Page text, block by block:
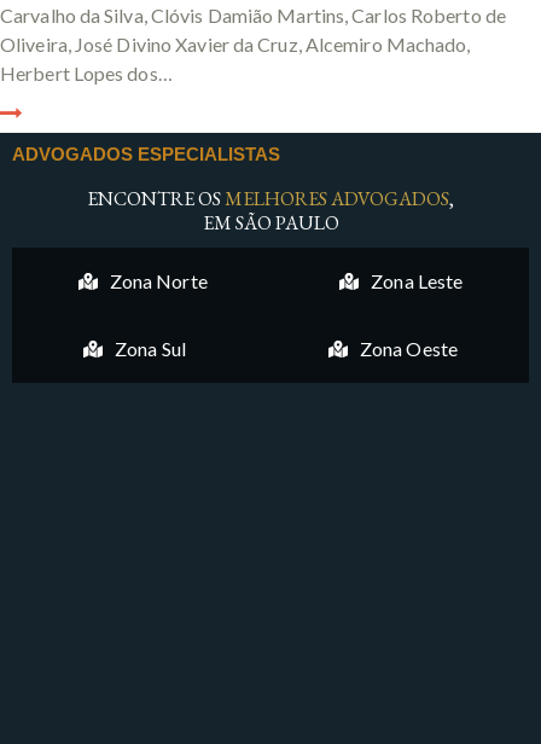
Carvalho da Silva, Clóvis Damião Martins, Carlos Roberto de
Oliveira, José Divino Xavier da Cruz, Alcemiro Machado,
Herbert Lopes dos…
ADVOGADOS ESPECIALISTAS
ENCONTRE OSMELHORES ADVOGADOS,
EM SÃO PAULO
Zona Norte Zona Leste
Zona Sul Zona Oeste